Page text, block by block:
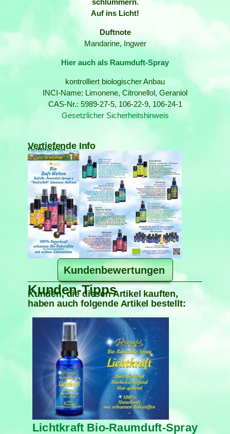
Auf ins Licht!
Duftnote
Mandarine, Ingwer
Hier auch als Raumduft-Spray
kontrolliert biologischer Anbau
INCI-Name: Limonene, Citronellol, Geraniol
CAS-Nr.: 5989-27-5, 106-22-9, 106-24-1
Gesetzlicher Sicherheitshinweis
Vertiefende Info
Duftwelten
Kundenbewertungen
Kunden-Tipps
Kunden, die diesen Artikel kauften,
haben auch folgende Artikel bestellt:
Lichtkraft Bio-Raumduft-Spray